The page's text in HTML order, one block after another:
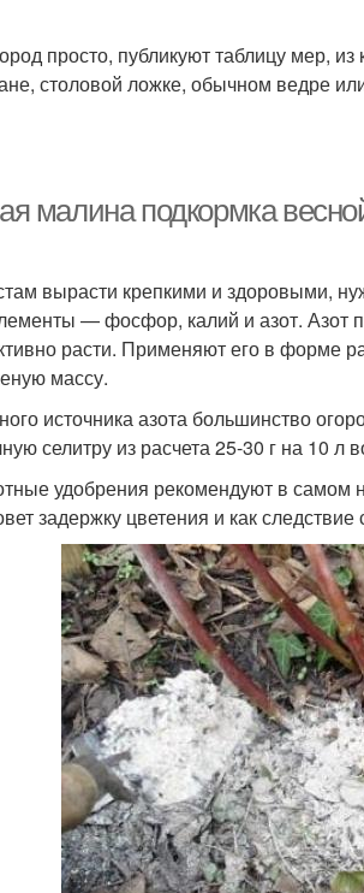
просто, публикуют таблицу мер,
столовой ложке, обычном ведре
малина подкормка
вырасти крепкими и здоровыми,
— фосфор, калий и азот. Азот
расти. Применяют его в форме
массу.
источника азота большинство
селитру из расчета 25-30 г на 10 л
удобрения рекомендуют в самом
задержку цветения и как